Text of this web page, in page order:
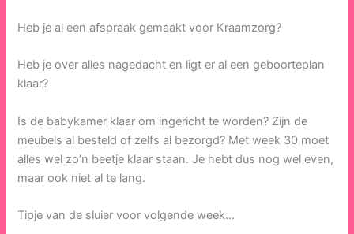
Heb je al een afspraak gemaakt voor Kraamzorg?
Heb je over alles nagedacht en ligt er al een geboorteplan
klaar?
Is de babykamer klaar om ingericht te worden? Zijn de
meubels al besteld of zelfs al bezorgd? Met week 30 moet
alles wel zo’n beetje klaar staan. Je hebt dus nog wel even,
maar ook niet al te lang.
Tipje van de sluier voor volgende week…